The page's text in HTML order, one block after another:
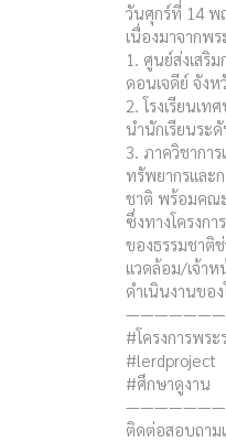
วันศุกร์ที่ 14 พ
เนื่องมาจากพ
1. ศูนย์ส่งเสริ
ดอนเจดีย์ จัง
2. โรงเรียนเ
นำนักเรียนระ
3. ภาควิชากา
ทรัพยากรและ
ชาติ พร้อมคณะ
ซึ่งทางโครงก
ของธรรมชาติ
แวดล้อม/เจ้า
ดำเนินงานขอ
#โครงการพร
#lerdproject
#ศึกษาดูงาน
ติดต่อสอบถาม